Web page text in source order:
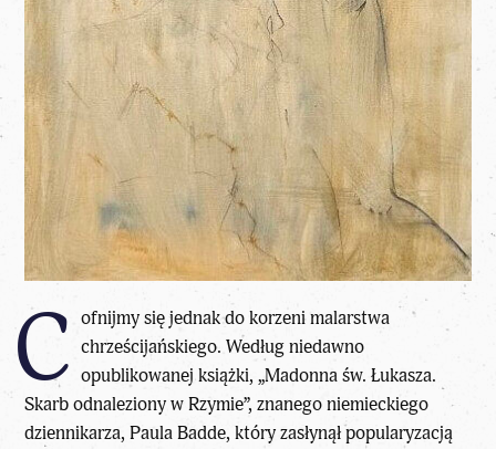
C ofnijmy się jednak do korzeni malarstwa
chrześcijańskiego. Według niedawno
opublikowanej książki, „Madonna św. Łukasza.
Skarb odnaleziony w Rzymie”, znanego niemieckiego
dziennikarza, Paula Badde, który zasłynął popularyzacją